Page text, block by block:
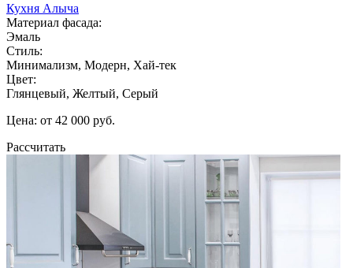
Кухня Алыча
Материал фасада:
Эмаль
Стиль:
Минимализм, Модерн, Хай-тек
Цвет:
Глянцевый, Желтый, Серый
Цена: от 42 000 руб.
Рассчитать